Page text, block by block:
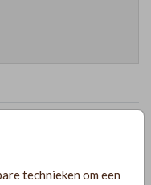
technieken om een